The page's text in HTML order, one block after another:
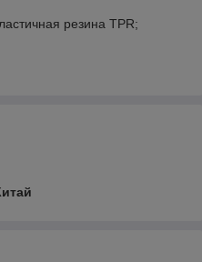
резина TPR;